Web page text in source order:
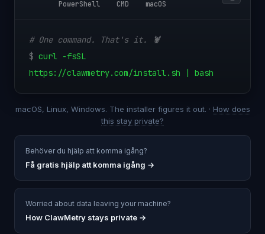
PowerShell
CMD macOS
# One command. That's it. 🦞
$ curl -fsSL
https://clawmetry.com/install.sh | bash
macOS, Linux, Windows. The installer figures it out. · How does
this stay private?
Behöver du hjälp att komma igång?
Få gratis hjälp att komma igång →
Worried about data leaving your machine?
How ClawMetry stays private →